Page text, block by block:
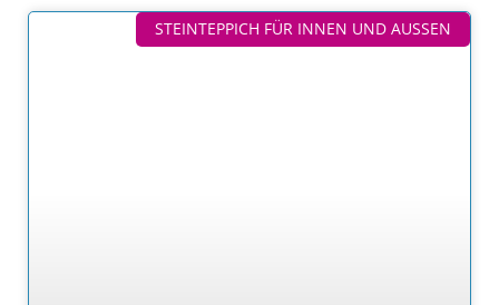
STEINTEPPICH FÜR INNEN UND AUSSEN